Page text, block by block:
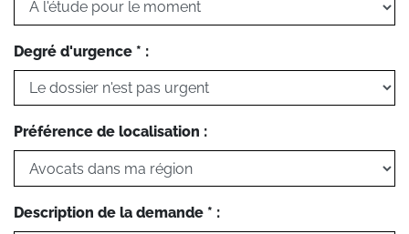
Degré d'urgence * :
Préférence de localisation :
Description de la demande * :